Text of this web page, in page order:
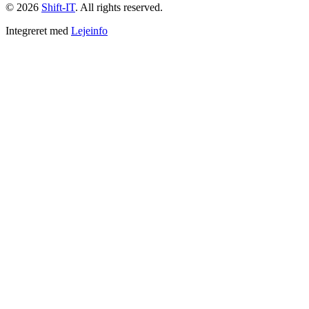
© 2026 Shift-IT. All rights reserved.
Integreret med Lejeinfo